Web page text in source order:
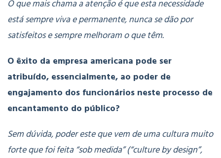
O que mais chama a atenção é que esta necessidade
está sempre viva e permanente, nunca se dão por
satisfeitos e sempre melhoram o que têm.
O êxito da empresa americana pode ser
atribuído, essencialmente, ao poder de
engajamento dos funcionários neste processo de
encantamento do público?
Sem dúvida, poder este que vem de uma cultura muito
forte que foi feita “sob medida” (“culture by design”,